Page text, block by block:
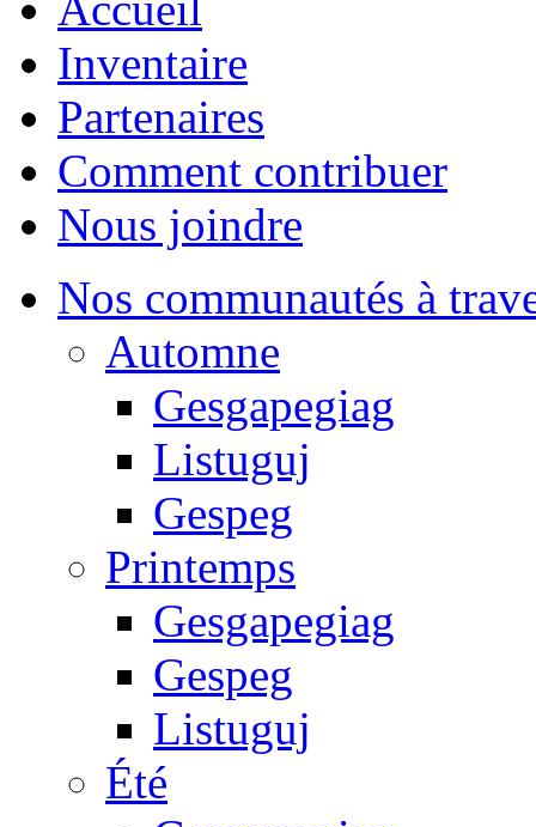
Inventaire
Partenaires
Comment contribuer
Nous joindre
Nos communautés à
Automne
Gesgapegiag
Listuguj
Gespeg
Printemps
Gesgapegiag
Gespeg
Listuguj
Été